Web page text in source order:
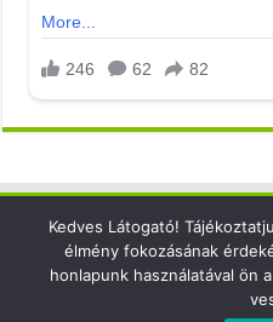
Elérhetőség
Kedves Látogató!
élmény fokozásának
honlapunk használatával ön